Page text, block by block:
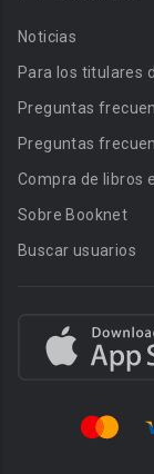
Noticias
Para los titulares
Preguntas
Preguntas
Compra de libros
Sobre Booknet
Buscar usuarios